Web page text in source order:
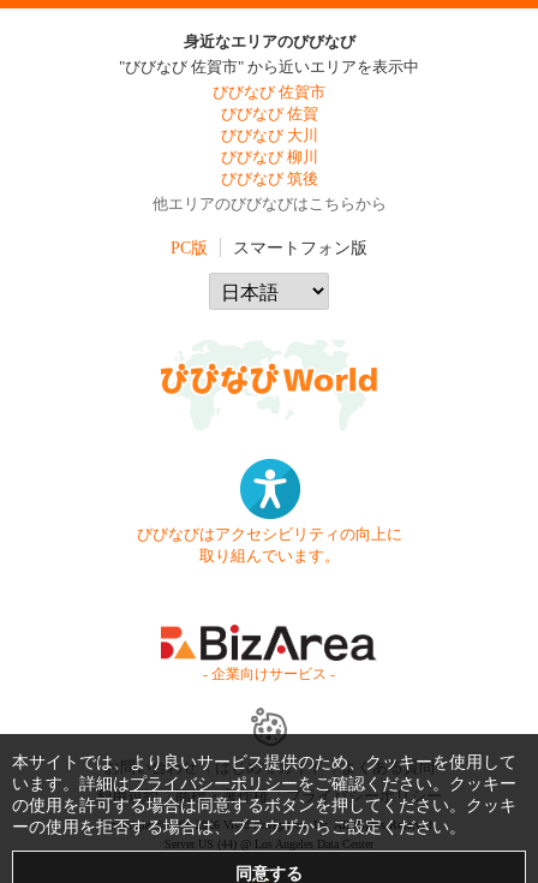
身近なエリアのびびなび
"びびなび 佐賀市" から近いエリアを表示中
びびなび 佐賀市
びびなび 佐賀
びびなび 大川
びびなび 柳川
びびなび 筑後
他エリアのびびなびはこちらから
PC版 スマートフォン版
びびなびはアクセシビリティの向上に
取り組んでいます。
- 企業向けサービス -
お問い合わせ はじめてガイド
よくある質問
利用規約
商標・著作権 プライバシーポリシー
Copyright © 1999-2026 Vivid Navigation, Inc. All Rights Reserved.
Server US (44) @ Los Angeles Data Center
本サイトでは、より良いサービス提供のため、クッキーを使用して
います。詳細はプライバシーポリシーをご確認ください。クッキー
の使用を許可する場合は同意するボタンを押してください。クッキ
ーの使用を拒否する場合は、ブラウザからご設定ください。